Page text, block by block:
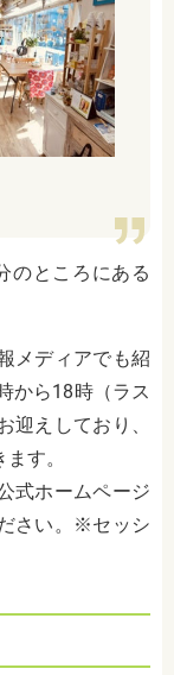
のところにある
メディアでも紹
から18時（ラス
迎えしており、
す。
式ホームページ
さい。※セッシ